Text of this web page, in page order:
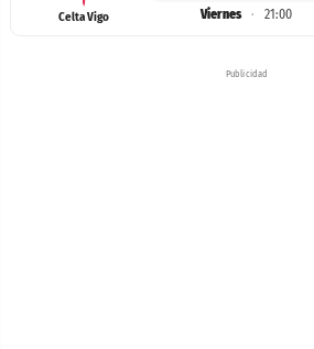
Celta Vigo Viernes · 21:00
Publicidad